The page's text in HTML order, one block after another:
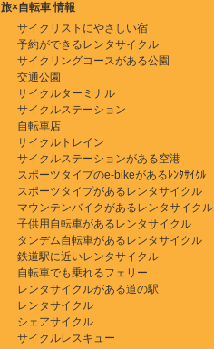
旅×自転車 情報
サイクリストにやさしい宿
予約ができるレンタサイクル
サイクリングコースがある公園
交通公園
サイクルターミナル
サイクルステーション
自転車店
サイクルトレイン
サイクルステーションがある空港
スポーツタイプのe-bikeがあるﾚﾝﾀｻｲｸﾙ
スポーツタイプがあるレンタサイクル
マウンテンバイクがあるレンタサイクル
子供用自転車があるレンタサイクル
タンデム自転車があるレンタサイクル
鉄道駅に近いレンタサイクル
自転車でも乗れるフェリー
レンタサイクルがある道の駅
レンタサイクル
シェアサイクル
サイクルレスキュー